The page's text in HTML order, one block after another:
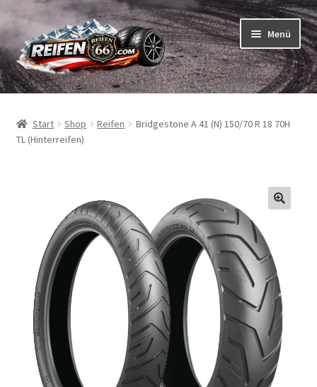
Zur
Navigation
springen
Zum
Inhalt
springen
Menü
Reifen
Schläuche
Marken
Reifentests
Kontakt
Start Shop Reifen
Bridgestone A 41 (N) 150/70 R 18 70H
TL (Hinterreifen)